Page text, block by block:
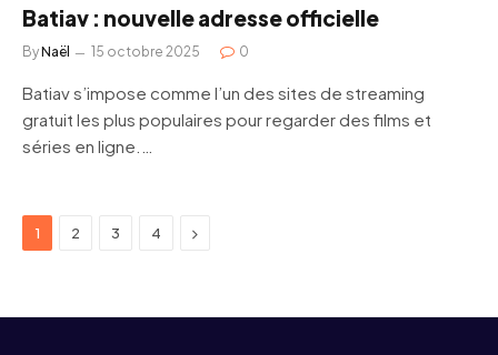
Batiav : nouvelle adresse officielle
ByNaël 15 octobre 2025 0
Batiav s’impose comme l’un des sites de streaming
gratuit les plus populaires pour regarder des films et
séries en ligne.…
1 2 3 4 Next